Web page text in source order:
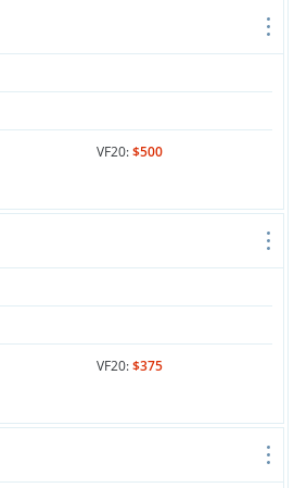
VF20:$500
VF20:$375